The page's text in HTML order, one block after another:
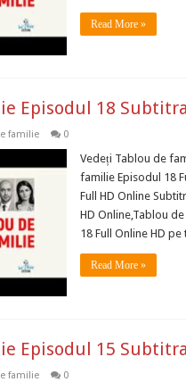
Read More »
Episodul 18
familie 0
Vedeți Tablou de
familie Episodul 18
Full HD Online
HD Online,Tablou
18 Full Online HD
Read More »
Episodul 15
familie 0